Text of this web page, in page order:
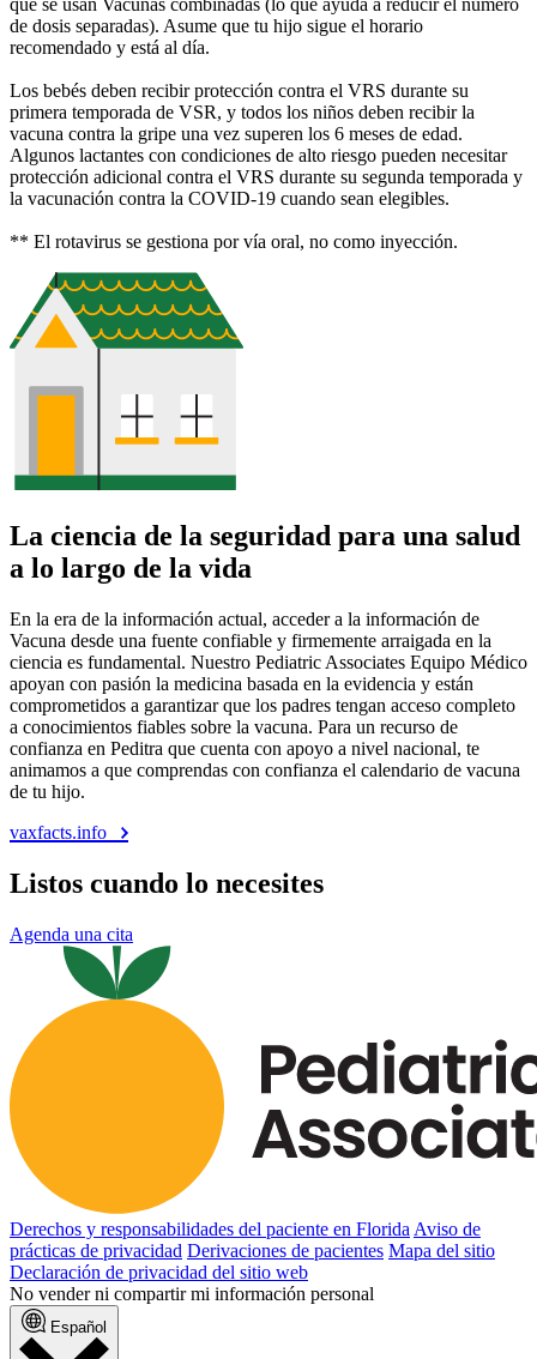
que se usan Vacunas combinadas (lo que ayuda a reducir el número
de dosis separadas). Asume que tu hijo sigue el horario
recomendado y está al día.
Los bebés deben recibir protección contra el VRS durante su
primera temporada de VSR, y todos los niños deben recibir la
vacuna contra la gripe una vez superen los 6 meses de edad.
Algunos lactantes con condiciones de alto riesgo pueden necesitar
protección adicional contra el VRS durante su segunda temporada y
la vacunación contra la COVID-19 cuando sean elegibles.
** El rotavirus se gestiona por vía oral, no como inyección.
La ciencia de la seguridad para una salud
a lo largo de la vida
En la era de la información actual, acceder a la información de
Vacuna desde una fuente confiable y firmemente arraigada en la
ciencia es fundamental. Nuestro Pediatric Associates Equipo Médico
apoyan con pasión la medicina basada en la evidencia y están
comprometidos a garantizar que los padres tengan acceso completo
a conocimientos fiables sobre la vacuna. Para un recurso de
confianza en Peditra que cuenta con apoyo a nivel nacional, te
animamos a que comprendas con confianza el calendario de vacuna
de tu hijo.
vaxfacts.info
Listos cuando lo necesites
Agenda una cita
Derechos y responsabilidades del paciente en Florida Aviso de
prácticas de privacidad Derivaciones de pacientes Mapa del sitio
Declaración de privacidad del sitio web
No vender ni compartir mi información personal
Español